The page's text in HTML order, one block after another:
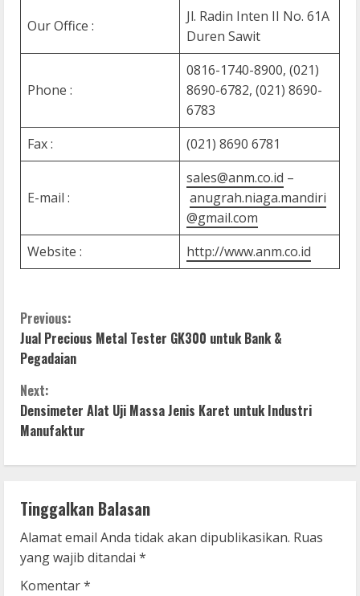
Our Office :
Jl. Radin Inten II No. 61A
Duren Sawit
Phone :
0816-1740-8900, (021)
8690-6782, (021) 8690-
6783
Fax :
(021) 8690 6781
E-mail :
sales@anm.co.id –
anugrah.niaga.mandiri
@gmail.com
Website :
http://www.anm.co.id
C
o
n
t
i
n
u
e
Previous:
Jual Precious Metal Tester GK300 untuk Bank &
Pegadaian
Next:
Densimeter Alat Uji Massa Jenis Karet untuk Industri
Manufaktur
Tinggalkan Balasan
Alamat email Anda tidak akan dipublikasikan. Ruas
yang wajib ditandai *
Komentar*